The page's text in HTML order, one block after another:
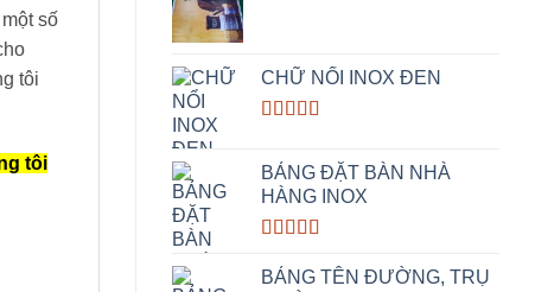
CHỮ NỔI INOX ĐEN
BẢNG ĐẶT BÀN NHÀ
HÀNG INOX
out of 5
BẢNG TÊN ĐƯỜNG, TRỤ
số
tôi
tôi